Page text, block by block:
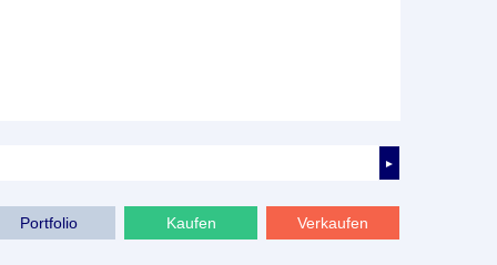
►
Verkaufen
Kaufen
Portfolio